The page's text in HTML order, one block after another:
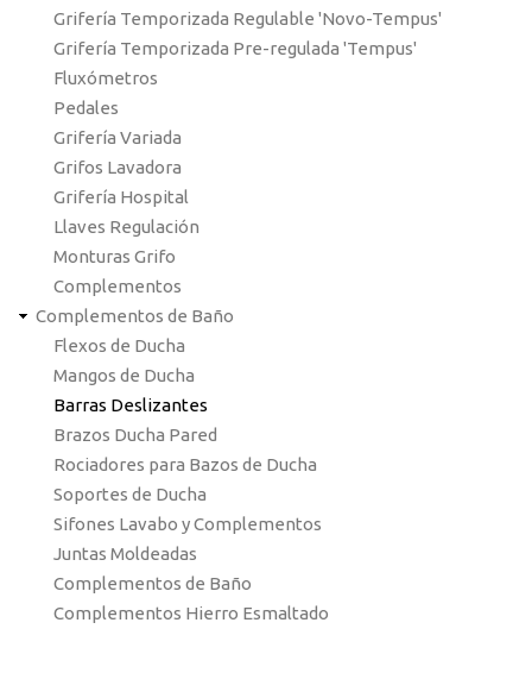
Grifería Temporizada Regulable 'Novo-Tempus'
Grifería Temporizada Pre-regulada 'Tempus'
Fluxómetros
Pedales
Grifería Variada
Grifos Lavadora
Grifería Hospital
Llaves Regulación
Monturas Grifo
Complementos
Complementos de Baño
Flexos de Ducha
Mangos de Ducha
Barras Deslizantes
Brazos Ducha Pared
Rociadores para Bazos de Ducha
Soportes de Ducha
Sifones Lavabo y Complementos
Juntas Moldeadas
Complementos de Baño
Complementos Hierro Esmaltado